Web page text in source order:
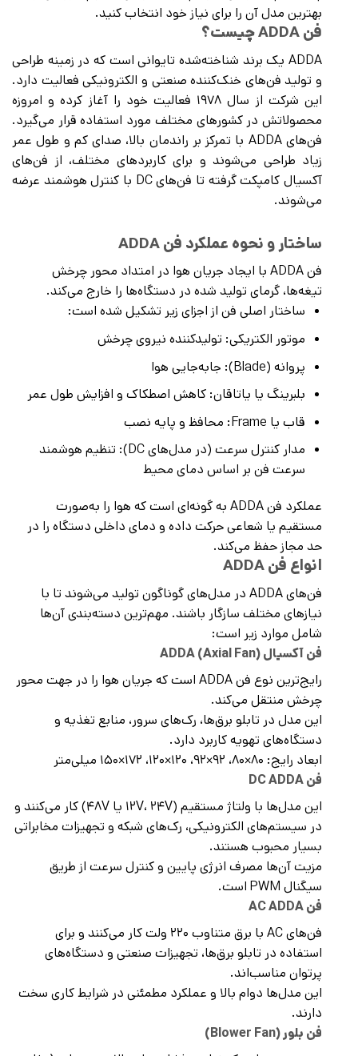
بهترین مدل آن را برای نیاز خود انتخاب کنید.
فن ADDA چیست؟
ADDA یک برند شناخته‌شده تایوانی است که در زمینه طراحی
و تولید فن‌های خنک‌کننده صنعتی و الکترونیکی فعالیت دارد.
این شرکت از سال ۱۹۷۸ فعالیت خود را آغاز کرده و امروزه
محصولاتش در کشورهای مختلف مورد استفاده قرار می‌گیرد.
فن‌های ADDA با تمرکز بر راندمان بالا، صدای کم و طول عمر
زیاد طراحی می‌شوند و برای کاربردهای مختلف، از فن‌های
آکسیال کامپکت گرفته تا فن‌های DC با کنترل هوشمند عرضه
می‌شوند.
ساختار و نحوه عملکرد فن ADDA
فن ADDA با ایجاد جریان هوا در امتداد محور چرخش
تیغه‌ها، گرمای تولید شده در دستگاه‌ها را خارج می‌کند.
ساختار اصلی فن از اجزای زیر تشکیل شده است:
موتور الکتریکی: تولیدکننده نیروی چرخش
پروانه (Blade): جابه‌جایی هوا
بلبرینگ یا یاتاقان: کاهش اصطکاک و افزایش طول عمر
قاب یا Frame: محافظ و پایه نصب
مدار کنترل سرعت (در مدل‌های DC): تنظیم هوشمند
سرعت فن بر اساس دمای محیط
عملکرد فن ADDA به گونه‌ای است که هوا را به‌صورت
مستقیم یا شعاعی حرکت داده و دمای داخلی دستگاه را در
حد مجاز حفظ می‌کند.
انواع فن ADDA
فن‌های ADDA در مدل‌های گوناگون تولید می‌شوند تا با
نیازهای مختلف سازگار باشند. مهم‌ترین دسته‌بندی آن‌ها
شامل موارد زیر است:
فن آکسیال ADDA (Axial Fan)
رایج‌ترین نوع فن ADDA است که جریان هوا را در جهت محور
چرخش منتقل می‌کند.
این مدل در تابلو برق‌ها، رک‌های سرور، منابع تغذیه و
دستگاه‌های تهویه کاربرد دارد.
ابعاد رایج: ۸۰×۸۰، ۹۲×۹۲، ۱۲۰×۱۲۰، ۱۷۲×۱۵۰ میلی‌متر
فن DC ADDA
این مدل‌ها با ولتاژ مستقیم (۱۲V، ۲۴V یا ۴۸V) کار می‌کنند و
در سیستم‌های الکترونیکی، رک‌های شبکه و تجهیزات مخابراتی
بسیار محبوب هستند.
مزیت آن‌ها مصرف انرژی پایین و کنترل سرعت از طریق
سیگنال PWM است.
فن AC ADDA
فن‌های AC با برق متناوب ۲۲۰ ولت کار می‌کنند و برای
استفاده در تابلو برق‌ها، تجهیزات صنعتی و دستگاه‌های
پرتوان مناسب‌اند.
این مدل‌ها دوام بالا و عملکرد مطمئنی در شرایط کاری سخت
دارند.
فن بلور (Blower Fan)